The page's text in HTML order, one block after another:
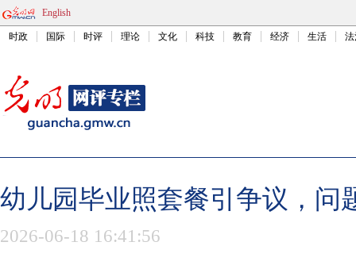
English
时政 国际 时评 理论 文化 科技 教育 经济 生活
幼儿园毕业照套餐引争议，问
2026-06-18 16:41:56